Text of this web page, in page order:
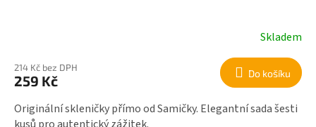
Skladem
214 Kč bez DPH
259 Kč Do košíku
Originální skleničky přímo od Samičky. Elegantní sada šesti